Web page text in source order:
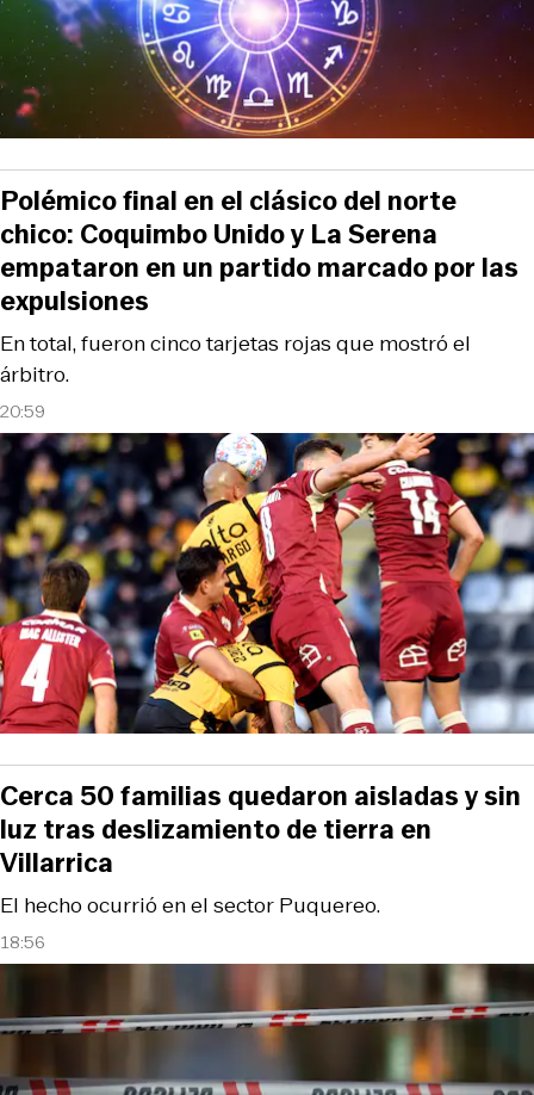
20:59
En total, fueron cinco tarjetas rojas que mostró el
árbitro.
Polémico final en el clásico del norte
chico: Coquimbo Unido y La Serena
empataron en un partido marcado por las
expulsiones
18:56
El hecho ocurrió en el sector Puquereo.
Cerca 50 familias quedaron aisladas y sin
luz tras deslizamiento de tierra en
Villarrica